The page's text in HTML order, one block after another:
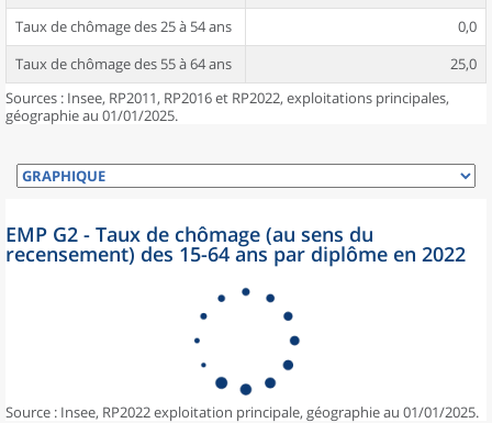
Taux de chômage des 25 à 54 ans
0,0
Taux de chômage des 55 à 64 ans
25,0
Sources : Insee, RP2011, RP2016 et RP2022, exploitations principales,
géographie au 01/01/2025.
EMP G2 - Taux de chômage (au sens du
recensement) des 15-64 ans par diplôme en 2022
Source : Insee, RP2022 exploitation principale, géographie au 01/01/2025.